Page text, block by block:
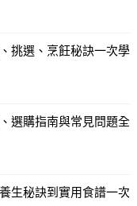
挑選、烹飪秘訣一次學
選購指南與常見問題全
生秘訣到實用食譜一次